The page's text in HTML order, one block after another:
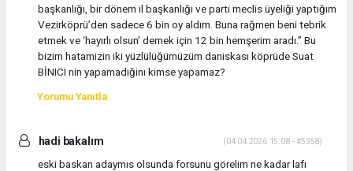
başkanlığı, bir dönem il başkanlığı ve parti meclis üyeliği yaptığım
Vezirköprü’den sadece 6 bin oy aldım. Buna rağmen beni tebrik
etmek ve ‘hayırlı olsun’ demek için 12 bin hemşerim aradı.” Bu
bizim hatamizin iki yüzlülüğümüzüm daniskası köprüde Suat
BİNICI nin yapamadığinı kimse yapamaz?
Yorumu Yanıtla
hadi bakalım (04.04.2026 15:08 - #5358)
eski baskan adaymıs olsunda forsunu görelim ne kadar lafı